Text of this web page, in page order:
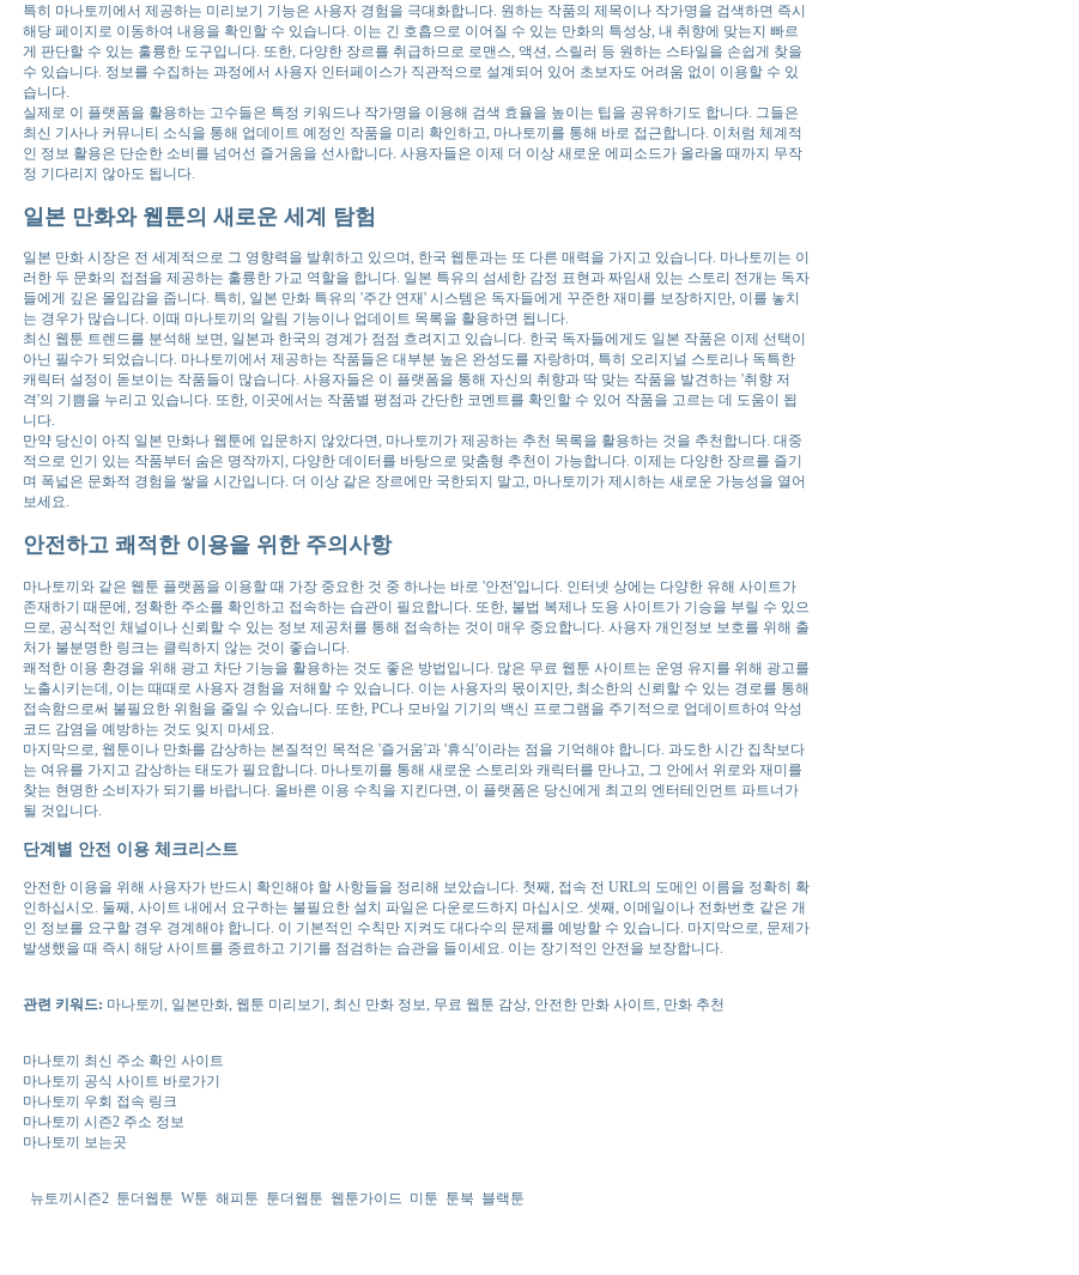
특히 마나토끼에서 제공하는 미리보기 기능은 사용자 경험을 극대화합니다. 원하는 작품의 제목이나 작가명을 검색하면 즉시
해당 페이지로 이동하여 내용을 확인할 수 있습니다. 이는 긴 호흡으로 이어질 수 있는 만화의 특성상, 내 취향에 맞는지 빠르
게 판단할 수 있는 훌륭한 도구입니다. 또한, 다양한 장르를 취급하므로 로맨스, 액션, 스릴러 등 원하는 스타일을 손쉽게 찾을
수 있습니다. 정보를 수집하는 과정에서 사용자 인터페이스가 직관적으로 설계되어 있어 초보자도 어려움 없이 이용할 수 있
습니다.
실제로 이 플랫폼을 활용하는 고수들은 특정 키워드나 작가명을 이용해 검색 효율을 높이는 팁을 공유하기도 합니다. 그들은
최신 기사나 커뮤니티 소식을 통해 업데이트 예정인 작품을 미리 확인하고, 마나토끼를 통해 바로 접근합니다. 이처럼 체계적
인 정보 활용은 단순한 소비를 넘어선 즐거움을 선사합니다. 사용자들은 이제 더 이상 새로운 에피소드가 올라올 때까지 무작
정 기다리지 않아도 됩니다.
일본 만화와 웹툰의 새로운 세계 탐험
일본 만화 시장은 전 세계적으로 그 영향력을 발휘하고 있으며, 한국 웹툰과는 또 다른 매력을 가지고 있습니다. 마나토끼는 이
러한 두 문화의 접점을 제공하는 훌륭한 가교 역할을 합니다. 일본 특유의 섬세한 감정 표현과 짜임새 있는 스토리 전개는 독자
들에게 깊은 몰입감을 줍니다. 특히, 일본 만화 특유의 '주간 연재' 시스템은 독자들에게 꾸준한 재미를 보장하지만, 이를 놓치
는 경우가 많습니다. 이때 마나토끼의 알림 기능이나 업데이트 목록을 활용하면 됩니다.
최신 웹툰 트렌드를 분석해 보면, 일본과 한국의 경계가 점점 흐려지고 있습니다. 한국 독자들에게도 일본 작품은 이제 선택이
아닌 필수가 되었습니다. 마나토끼에서 제공하는 작품들은 대부분 높은 완성도를 자랑하며, 특히 오리지널 스토리나 독특한
캐릭터 설정이 돋보이는 작품들이 많습니다. 사용자들은 이 플랫폼을 통해 자신의 취향과 딱 맞는 작품을 발견하는 '취향 저
격'의 기쁨을 누리고 있습니다. 또한, 이곳에서는 작품별 평점과 간단한 코멘트를 확인할 수 있어 작품을 고르는 데 도움이 됩
니다.
만약 당신이 아직 일본 만화나 웹툰에 입문하지 않았다면, 마나토끼가 제공하는 추천 목록을 활용하는 것을 추천합니다. 대중
적으로 인기 있는 작품부터 숨은 명작까지, 다양한 데이터를 바탕으로 맞춤형 추천이 가능합니다. 이제는 다양한 장르를 즐기
며 폭넓은 문화적 경험을 쌓을 시간입니다. 더 이상 같은 장르에만 국한되지 말고, 마나토끼가 제시하는 새로운 가능성을 열어
보세요.
안전하고 쾌적한 이용을 위한 주의사항
마나토끼와 같은 웹툰 플랫폼을 이용할 때 가장 중요한 것 중 하나는 바로 '안전'입니다. 인터넷 상에는 다양한 유해 사이트가
존재하기 때문에, 정확한 주소를 확인하고 접속하는 습관이 필요합니다. 또한, 불법 복제나 도용 사이트가 기승을 부릴 수 있으
므로, 공식적인 채널이나 신뢰할 수 있는 정보 제공처를 통해 접속하는 것이 매우 중요합니다. 사용자 개인정보 보호를 위해 출
처가 불분명한 링크는 클릭하지 않는 것이 좋습니다.
쾌적한 이용 환경을 위해 광고 차단 기능을 활용하는 것도 좋은 방법입니다. 많은 무료 웹툰 사이트는 운영 유지를 위해 광고를
노출시키는데, 이는 때때로 사용자 경험을 저해할 수 있습니다. 이는 사용자의 몫이지만, 최소한의 신뢰할 수 있는 경로를 통해
접속함으로써 불필요한 위험을 줄일 수 있습니다. 또한, PC나 모바일 기기의 백신 프로그램을 주기적으로 업데이트하여 악성
코드 감염을 예방하는 것도 잊지 마세요.
마지막으로, 웹툰이나 만화를 감상하는 본질적인 목적은 '즐거움'과 '휴식'이라는 점을 기억해야 합니다. 과도한 시간 집착보다
는 여유를 가지고 감상하는 태도가 필요합니다. 마나토끼를 통해 새로운 스토리와 캐릭터를 만나고, 그 안에서 위로와 재미를
찾는 현명한 소비자가 되기를 바랍니다. 올바른 이용 수칙을 지킨다면, 이 플랫폼은 당신에게 최고의 엔터테인먼트 파트너가
될 것입니다.
단계별 안전 이용 체크리스트
안전한 이용을 위해 사용자가 반드시 확인해야 할 사항들을 정리해 보았습니다. 첫째, 접속 전 URL의 도메인 이름을 정확히 확
인하십시오. 둘째, 사이트 내에서 요구하는 불필요한 설치 파일은 다운로드하지 마십시오. 셋째, 이메일이나 전화번호 같은 개
인 정보를 요구할 경우 경계해야 합니다. 이 기본적인 수칙만 지켜도 대다수의 문제를 예방할 수 있습니다. 마지막으로, 문제가
발생했을 때 즉시 해당 사이트를 종료하고 기기를 점검하는 습관을 들이세요. 이는 장기적인 안전을 보장합니다.
관련 키워드: 마나토끼, 일본만화, 웹툰 미리보기, 최신 만화 정보, 무료 웹툰 감상, 안전한 만화 사이트, 만화 추천
마나토끼 최신 주소 확인 사이트
마나토끼 공식 사이트 바로가기
마나토끼 우회 접속 링크
마나토끼 시즌2 주소 정보
마나토끼 보는곳
뉴토끼시즌2 툰더웹툰 W툰 해피툰 툰더웹툰 웹툰가이드 미툰 툰북 블랙툰